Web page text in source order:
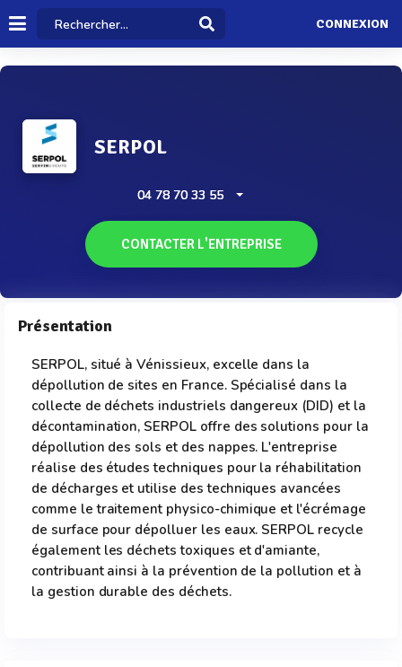
CONNEXION
SERPOL
04 78 70 33 55
CONTACTER L'ENTREPRISE
Présentation
SERPOL, situé à Vénissieux, excelle dans la
dépollution de sites en France. Spécialisé dans la
collecte de déchets industriels dangereux (DID) et la
décontamination, SERPOL offre des solutions pour la
dépollution des sols et des nappes. L'entreprise
réalise des études techniques pour la réhabilitation
de décharges et utilise des techniques avancées
comme le traitement physico-chimique et l'écrémage
de surface pour dépolluer les eaux. SERPOL recycle
également les déchets toxiques et d'amiante,
contribuant ainsi à la prévention de la pollution et à
la gestion durable des déchets.